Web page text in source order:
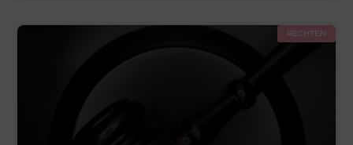
RECHTEN